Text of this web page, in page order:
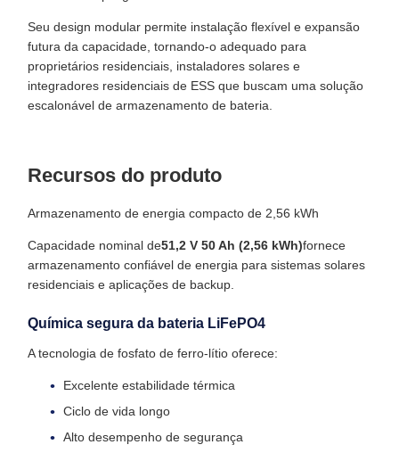
Seu design modular permite instalação flexível e expansão
futura da capacidade, tornando-o adequado para
proprietários residenciais, instaladores solares e
integradores residenciais de ESS que buscam uma solução
escalonável de armazenamento de bateria.
Recursos do produto
Armazenamento de energia compacto de 2,56 kWh
Capacidade nominal de51,2 V 50 Ah (2,56 kWh)fornece
armazenamento confiável de energia para sistemas solares
residenciais e aplicações de backup.
Química segura da bateria LiFePO4
A tecnologia de fosfato de ferro-lítio oferece:
Excelente estabilidade térmica
Ciclo de vida longo
Alto desempenho de segurança